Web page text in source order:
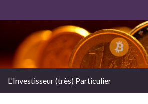
Search for:
L'Investisseur (très) Particulier